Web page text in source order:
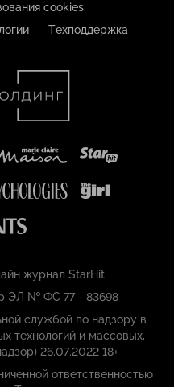
cookies
Техподдержка
журнал StarHit
ЭЛ № ФС 77 - 83698
службой по надзору в
технологий и массовых,
26.07.2022 18+
ответственностью